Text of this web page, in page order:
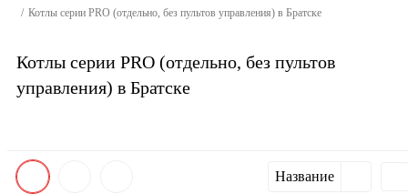
/ Котлы серии PRO (отдельно, без пультов управления) в Братске
Котлы серии PRO (отдельно, без пультов
управления) в Братске
Название